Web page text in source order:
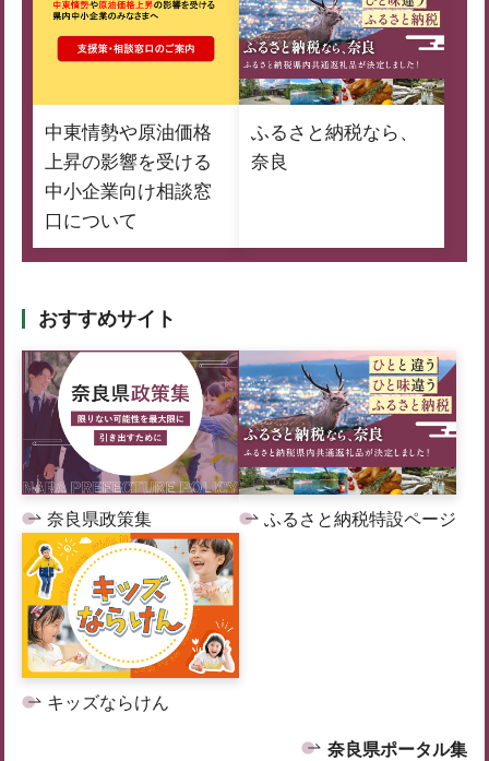
中東情勢や原油価格
上昇の影響を受ける
中小企業向け相談窓
口について
ふるさと納税なら、
奈良
おすすめサイト
奈良県政策集 ふるさと納税特設ページ
キッズならけん
奈良県ポータル集